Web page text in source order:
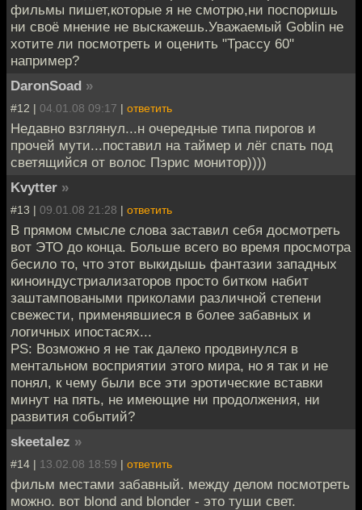
фильмы пишет,которые я не смотрю,ни поспоришь
ни своё мнение не выскажешь.Уважаемый Goblin не
хотите ли посмотреть и оценить "Трассу 60"
например?
DaronSoad »
#12 | 04.01.08 09:17 | ответить
Недавно взглянул...н очередные типа пирогов и
прочей мути...поставил на таймер и лёг спать под
светящийся от волос Пэрис монитор))))
Kvytter »
#13 | 09.01.08 21:28 | ответить
В прямом смысле слова заставил себя досмотреть
вот ЭТО до конца. Больше всего во время просмотра
бесило то, что этот выкидышь фантазии западных
киноиндустриализаторов просто битком набит
заштамповаными приколами различной степени
свежести, применявшиеся в более забавных и
логичных ипостасях...
PS: Возможно я не так далеко продвинулся в
ментальном восприятии этого мира, но я так и не
понял, к чему были все эти эротические вставки
минут на пять, не имеющие ни продолжения, ни
развития событий?
skeetalez »
#14 | 13.02.08 18:59 | ответить
фильм местами забавный. между делом посмотреть
можно. вот blond and blonder - это туши свет.